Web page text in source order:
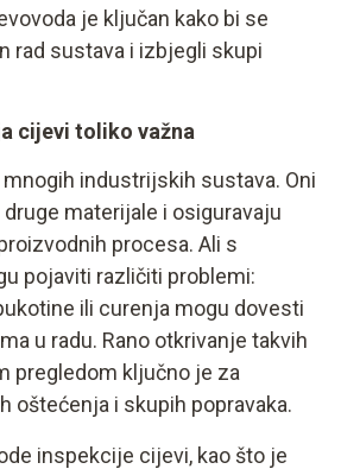
je ključan kako bi se
rad sustava i izbjegli skupi
cijevi toliko važna
industrijskih sustava. Oni
materijale i osiguravaju
procesa. Ali s
pojaviti različiti problemi:
ili curenja mogu dovesti
u radu. Rano otkrivanje takvih
pregledom ključno je za
oštećenja i skupih popravaka.
inspekcije cijevi, kao što je